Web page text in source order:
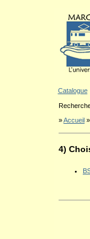
Catalogue
»Accueil »
4)